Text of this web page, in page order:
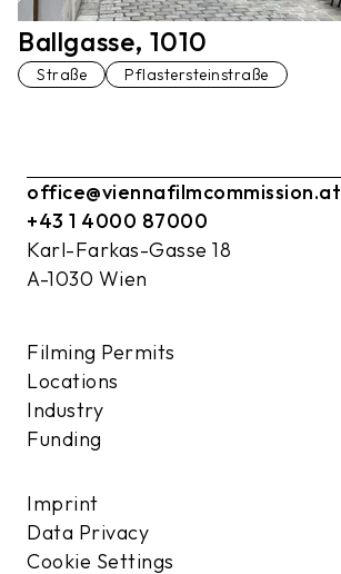
Ballgasse, 1010
Straße Pflastersteinstraße
office@viennafilmcommission.at
+43 1 4000 87000
Karl-Farkas-Gasse 18
A-1030 Wien
Filming Permits
Locations
Industry
Funding
Imprint
Data Privacy
Cookie Settings